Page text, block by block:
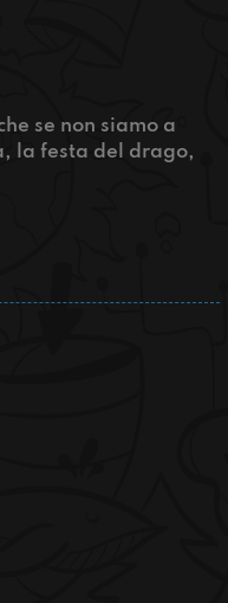
se non siamo a
la festa del drago,